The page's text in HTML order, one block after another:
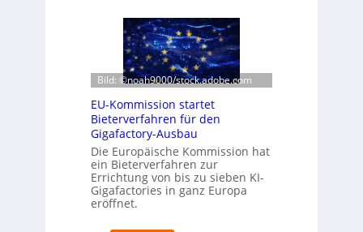
Bild: ©noah9000/stock.adobe.com
EU-Kommission startet
Bieterverfahren für den
Gigafactory-Ausbau
Die Europäische Kommission hat
ein Bieterverfahren zur
Errichtung von bis zu sieben KI-
Gigafactories in ganz Europa
eröffnet.